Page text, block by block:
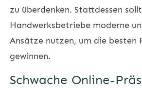
zu überdenken. Stattdessen
Handwerksbetriebe moderne
Ansätze nutzen, um die besten
gewinnen.
Schwache Online-